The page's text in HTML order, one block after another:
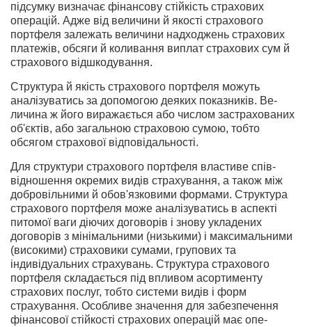
підсумку визначає фінансову стійкість страхових
операцій. Адже від величини й якості страхового
портфеля залежать величини надходжень страхових
платежів, обсяги й коливання виплат стра­хових сум й
страхового відшкодування.
Структура й якість страхового портфеля можуть
аналізуватись за допомогою деяких показників. Ве­
личина ж його виражається або числом застрахованих
об'єктів, або загальною страховою сумою, тобто
обсягом страхової відповідальності.
Для структури страхового портфеля властиве спів­
відношення окремих видів страхування, а також між
добровільними й обов'язковими формами. Структура
страхового портфеля може аналізуватись в аспекті
пито­мої ваги діючих договорів і знову укладених
договорів з мінімальними (низькими) і максимальними
(високими) страховики сумами, групових та
індивідуальних страхувань. Структура страхового
портфеля складається під впливом асортименту
страхових послуг, тобто системи видів і форм
страхування. Особливе значення для забезпе­чення
фінансової стійкості страхових операцій має опе­